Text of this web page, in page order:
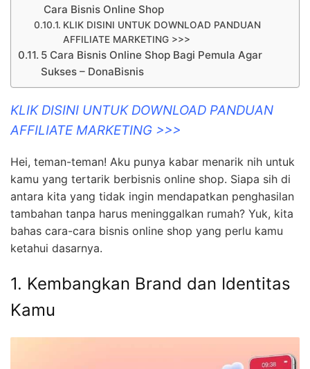
Cara Bisnis Online Shop
KLIK DISINI UNTUK DOWNLOAD PANDUAN
AFFILIATE MARKETING >>>
5 Cara Bisnis Online Shop Bagi Pemula Agar
Sukses – DonaBisnis
KLIK DISINI UNTUK DOWNLOAD PANDUAN
AFFILIATE MARKETING >>>
Hei, teman-teman! Aku punya kabar menarik nih untuk
kamu yang tertarik berbisnis online shop. Siapa sih di
antara kita yang tidak ingin mendapatkan penghasilan
tambahan tanpa harus meninggalkan rumah? Yuk, kita
bahas cara-cara bisnis online shop yang perlu kamu
ketahui dasarnya.
1. Kembangkan Brand dan Identitas
Kamu